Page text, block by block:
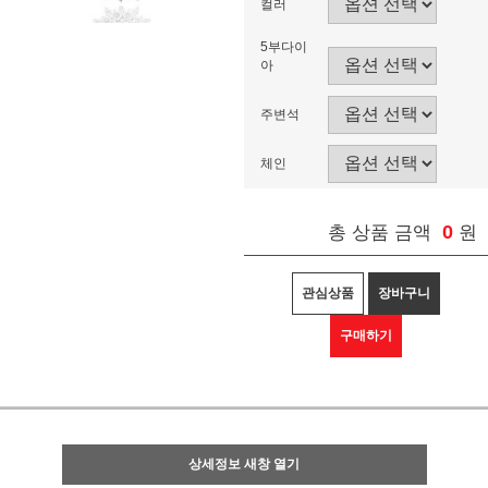
컬러
5부다이
아
주변석
체인
총 상품 금액 0 원
관심상품 장바구니
구매하기
상세정보 새창 열기